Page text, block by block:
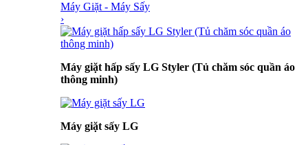
Máy Giặt - Máy Sấy
›
Máy giặt hấp sấy LG Styler (Tủ chăm sóc quần áo
thông minh)
Máy giặt sấy LG